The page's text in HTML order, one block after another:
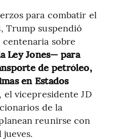
para combatir el
Trump suspendió
sobre
Ley Jones— para
de petróleo,
en Estados
vicepresidente JD
de la
reunirse con